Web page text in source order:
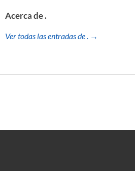
Acerca de .
Ver todas las entradas de . →